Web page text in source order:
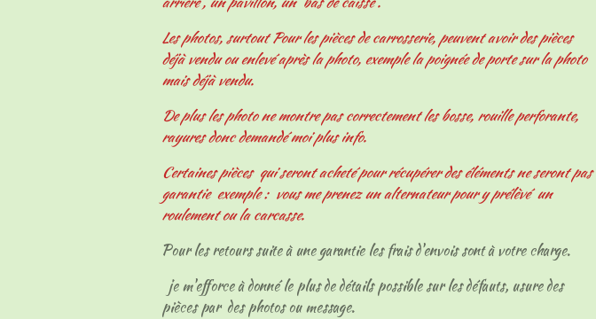
Les photos, surtout Pour les pièces de carrosserie, peuvent avoir des pièces
déjà vendu ou enlevé après la photo, exemple la poignée de porte sur la photo
mais déjà vendu.
De plus les photo ne montre pas correctement les bosse, rouille perforante,
rayures donc demandé moi plus info.
Certaines pièces qui seront acheté pour récupérer des éléments ne seront pas
garantie exemple : vous me prenez un alternateur pour y prélèvé un
roulement ou la carcasse.
Pour les retours suite à une garantie les frais d'envois sont à votre charge.
je m'efforce à donné le plus de détails possible sur les défauts, usure des
pièces par des photos ou message.